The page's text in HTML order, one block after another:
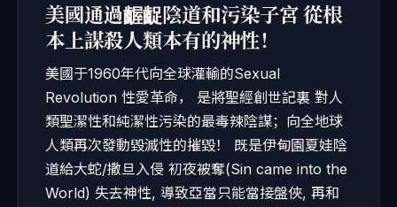
美國通過齷齪陰道和污染子宮 從根
本上謀殺人類本有的神性！
美國于1960年代向全球灌輸的Sexual
Revolution 性愛革命， 是將聖經創世記裏 對人
類聖潔性和純潔性污染的最毒辣陰謀；向全地球
人類再次發動毀滅性的摧毀！ 既是伊甸園夏娃陰
道給大蛇/撒旦入侵 初夜被奪(Sin came into the
World) 失去神性, 導致亞當只能當接盤俠, 再和